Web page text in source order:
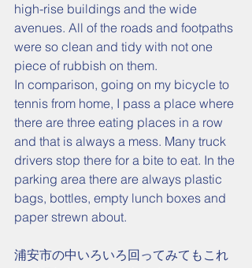
high-rise buildings and the wide
avenues. All of the roads and footpaths
were so clean and tidy with not one
piece of rubbish on them.
In comparison, going on my bicycle to
tennis from home, I pass a place where
there are three eating places in a row
and that is always a mess. Many truck
drivers stop there for a bite to eat. In the
parking area there are always plastic
bags, bottles, empty lunch boxes and
paper strewn about.
浦安市の中いろいろ回ってみてもこれ